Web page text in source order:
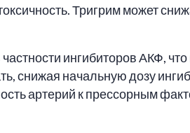
Тригрим может
ингибиторов АКФ,
снижая начальную дозу
артерий к прессорным